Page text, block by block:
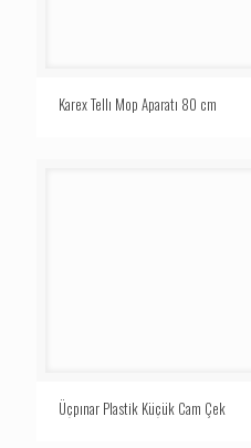
Karex Tellı Mop Aparatı 80 cm
Üçpınar Plastik Küçük Cam Çek